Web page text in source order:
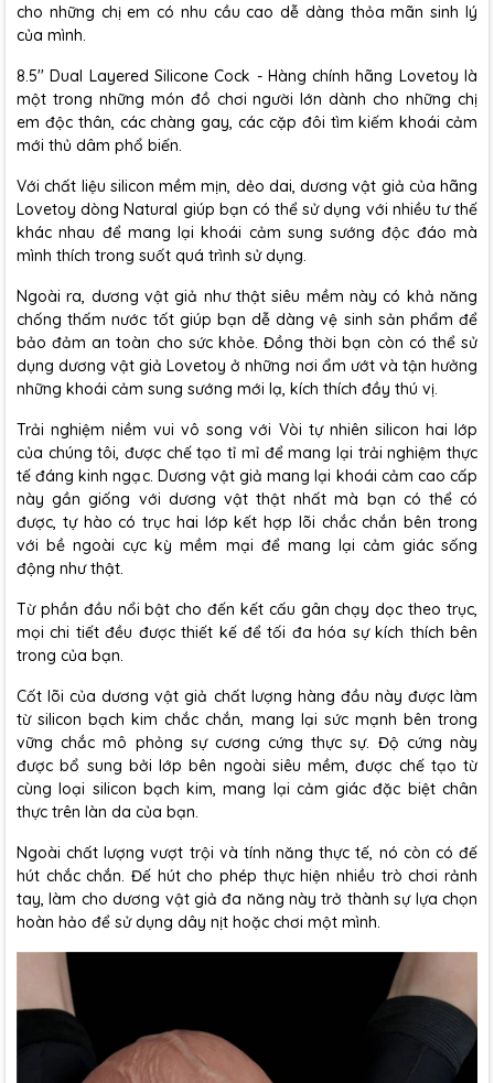
cho những chị em có nhu cầu cao dễ dàng thỏa mãn sinh lý
của mình.
8.5'' Dual Layered Silicone Cock - Hàng chính hãng Lovetoy là
một trong những món đồ chơi người lớn dành cho những chị
em độc thân, các chàng gay, các cặp đôi tìm kiếm khoái cảm
mới thủ dâm phổ biến.
Với chất liệu silicon mềm mịn, dẻo dai, dương vật giả của hãng
Lovetoy dòng Natural giúp bạn có thể sử dụng với nhiều tư thế
khác nhau để mang lại khoái cảm sung sướng độc đáo mà
mình thích trong suốt quá trình sử dụng.
Ngoài ra, dương vật giả như thật siêu mềm này có khả năng
chống thấm nước tốt giúp bạn dễ dàng vệ sinh sản phẩm để
bảo đảm an toàn cho sức khỏe. Đồng thời bạn còn có thể sử
dụng dương vật giả Lovetoy ở những nơi ẩm ướt và tận hưởng
những khoái cảm sung sướng mới lạ, kích thích đầy thú vị.
Trải nghiệm niềm vui vô song với Vòi tự nhiên silicon hai lớp
của chúng tôi, được chế tạo tỉ mỉ để mang lại trải nghiệm thực
tế đáng kinh ngạc. Dương vật giả mang lại khoái cảm cao cấp
này gần giống với dương vật thật nhất mà bạn có thể có
được, tự hào có trục hai lớp kết hợp lõi chắc chắn bên trong
với bề ngoài cực kỳ mềm mại để mang lại cảm giác sống
động như thật.
Từ phần đầu nổi bật cho đến kết cấu gân chạy dọc theo trục,
mọi chi tiết đều được thiết kế để tối đa hóa sự kích thích bên
trong của bạn.
Cốt lõi của dương vật giả chất lượng hàng đầu này được làm
từ silicon bạch kim chắc chắn, mang lại sức mạnh bên trong
vững chắc mô phỏng sự cương cứng thực sự. Độ cứng này
được bổ sung bởi lớp bên ngoài siêu mềm, được chế tạo từ
cùng loại silicon bạch kim, mang lại cảm giác đặc biệt chân
thực trên làn da của bạn.
Ngoài chất lượng vượt trội và tính năng thực tế, nó còn có đế
hút chắc chắn. Đế hút cho phép thực hiện nhiều trò chơi rảnh
tay, làm cho dương vật giả đa năng này trở thành sự lựa chọn
hoàn hảo để sử dụng dây nịt hoặc chơi một mình.